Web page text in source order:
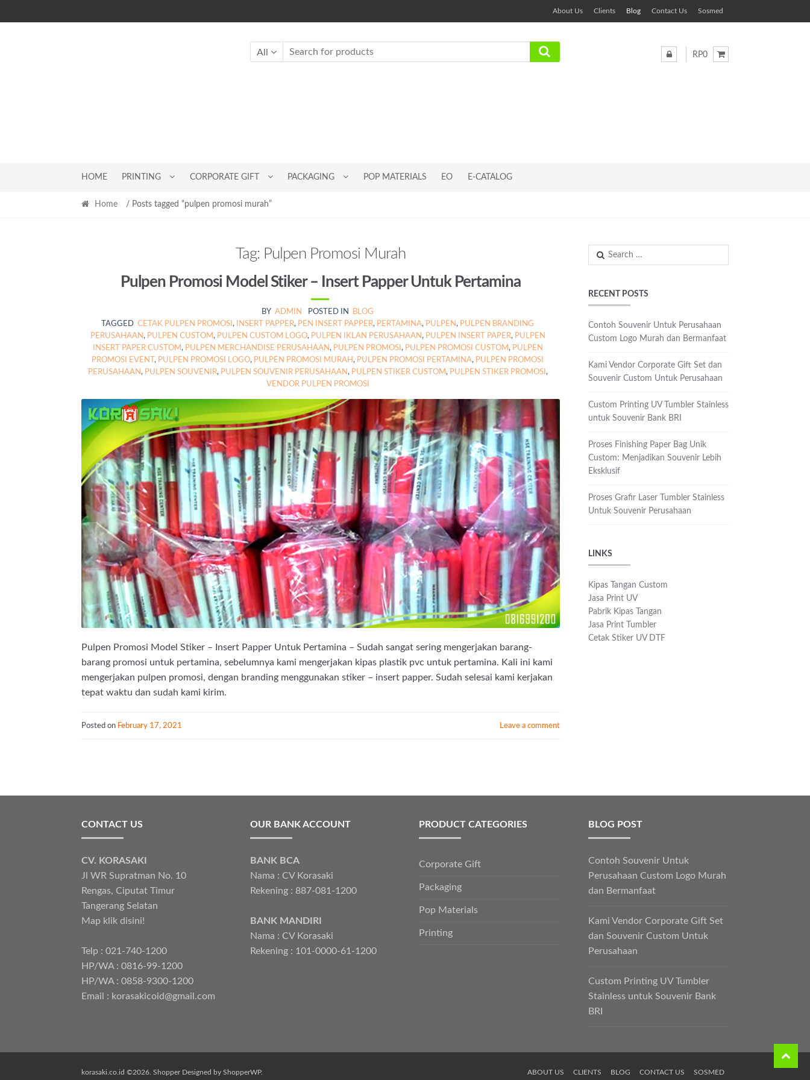
to
to
About Us Clients Blog Contact Us Sosmed
All RP0
HOME PRINTING CORPORATE GIFT PACKAGING POP MATERIALS EO E-CATALOG
Home / Posts tagged “pulpen promosi murah”
Tag: Pulpen Promosi Murah
Pulpen Promosi Model Stiker – Insert Papper Untuk Pertamina
BY ADMIN POSTED IN
BLOG
TAGGED CETAK PULPEN PROMOSI, INSERT PAPPER, PEN INSERT PAPPER, PERTAMINA, PULPEN, PULPEN BRANDING
PERUSAHAAN, PULPEN CUSTOM, PULPEN CUSTOM LOGO, PULPEN IKLAN PERUSAHAAN, PULPEN INSERT PAPER, PULPEN
INSERT PAPER CUSTOM, PULPEN MERCHANDISE PERUSAHAAN, PULPEN PROMOSI , PULPEN PROMOSI CUSTOM, PULPEN
PROMOSI EVENT, PULPEN PROMOSI LOGO, PULPEN PROMOSI MURAH, PULPEN PROMOSI PERTAMINA, PULPEN PROMOSI
PERUSAHAAN, PULPEN SOUVENIR, PULPEN SOUVENIR PERUSAHAAN, PULPEN STIKER CUSTOM, PULPEN STIKER PROMOSI ,
VENDOR PULPEN PROMOSI
Pulpen Promosi Model Stiker – Insert Papper Untuk Pertamina – Sudah sangat sering mengerjakan barang-
barang promosi untuk pertamina, sebelumnya kami mengerjakan kipas plastik pvc untuk pertamina. Kali ini kami
mengerjakan pulpen promosi, dengan branding menggunakan stiker – insert papper. Sudah selesai kami kerjakan
tepat waktu dan sudah kami kirim.
Posted on February 17, 2021 Leave a comment
Search
for:
RECENT POSTS
Contoh Souvenir Untuk Perusahaan
Custom Logo Murah dan Bermanfaat
Kami Vendor Corporate Gift Set dan
Souvenir Custom Untuk Perusahaan
Custom Printing UV Tumbler Stainless
untuk Souvenir Bank BRI
Proses Finishing Paper Bag Unik
Custom: Menjadikan Souvenir Lebih
Eksklusif
Proses Grafir Laser Tumbler Stainless
Untuk Souvenir Perusahaan
LINKS
Kipas Tangan Custom
Jasa Print UV
Pabrik Kipas Tangan
Jasa Print Tumbler
Cetak Stiker UV DTF
CONTACT US
CV. KORASAKI
Jl WR Supratman No. 10
Rengas, Ciputat Timur
Tangerang Selatan
Map klik disini!
Telp : 021-740-1200
HP/WA : 0816-99-1200
HP/WA : 0858-9300-1200
Email : korasakicoid@gmail.com
OUR BANK ACCOUNT
BANK BCA
Nama : CV Korasaki
Rekening : 887-081-1200
BANK MANDIRI
Nama : CV Korasaki
Rekening : 101-0000-61-1200
PRODUCT CATEGORIES
Corporate Gift
Packaging
Pop Materials
Printing
BLOG POST
Contoh Souvenir Untuk
Perusahaan Custom Logo Murah
dan Bermanfaat
Kami Vendor Corporate Gift Set
dan Souvenir Custom Untuk
Perusahaan
Custom Printing UV Tumbler
Stainless untuk Souvenir Bank
BRI
korasaki.co.id ©2026. ShopperDesigned by ShopperWP. ABOUT US CLIENTS BLOG CONTACT US SOSMED